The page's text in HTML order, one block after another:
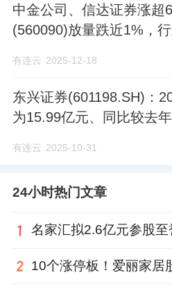
中金公司、信达证券涨超
(560090)放量跌近1%，
有连云 2025-12-18
东兴证券(601198.SH)：
为15.99亿元、同比较去
有连云 2025-10-31
24小时热门文章